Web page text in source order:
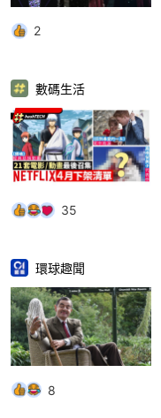
2
數碼生活
35
環球趣聞
8